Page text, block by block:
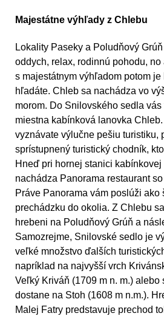
Majestátne výhľady z Chlebu
Lokality Paseky a Poludňový
oddych, relax, rodinnú pohodu,
s majestátnym výhľadom potom
hľadáte. Chleb sa nachádza vo
morom. Do Snilovského sedla
miestna kabínková lanovka
vyznávate výlučne pešiu turistiku,
sprístupnený turistický chodník,
Hneď pri hornej stanici
nachádza Panorama restaurant
Práve Panorama vám poslúži ako
prechádzku do okolia. Z Chlebu
hrebeni na Poludňový Grúň a
Samozrejme, Snilovské sedlo je
veľké množstvo ďalších
napríklad na najvyšší vrch
Veľký Kriváň (1709 m n. m.) alebo
dostane na Stoh (1608 m n.m.).
Malej Fatry predstavuje prechod